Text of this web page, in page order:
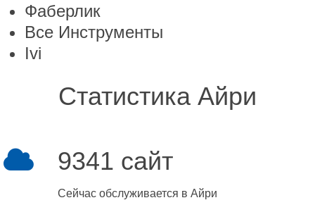
Фаберлик
Все Инструменты
Ivi
Статистика Айри
9341 сайт
Сейчас обслуживается в Айри